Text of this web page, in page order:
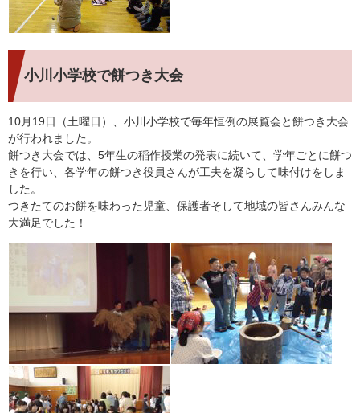
小川小学校で餅つき大会
10月19日（土曜日）、小川小学校で毎年恒例の展覧会と餅つき大会
が行われました。
餅つき大会では、5年生の稲作授業の発表に続いて、学年ごとに餅つ
きを行い、各学年の餅つき役員さんが工夫を凝らして味付けをしま
した。
つきたてのお餅を味わった児童、保護者そして地域の皆さんみんな
大満足でした！